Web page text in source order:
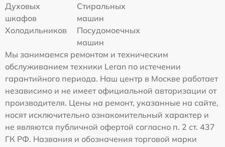
Духовых
шкафов
Стиральных
машин
Холодильников
Посудомоечных
машин
Мы занимаемся ремонтом и техническим
обслуживанием техники Leran по истечении
гарантийного периода. Наш центр в Москве работает
независимо и не имеет официальной авторизации от
производителя. Цены на ремонт, указанные на сайте,
носят исключительно ознакомительный характер и
не являются публичной офертой согласно п. 2 ст. 437
ГК РФ. Названия и обозначения торговой марки